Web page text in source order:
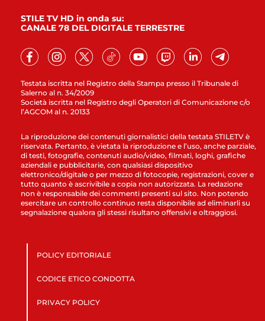
Testata iscritta nel Registro della Stampa presso il Tribunale di
Salerno al n. 34/2009
Società iscritta nel Registro degli Operatori di Comunicazione c/o
l’AGCOM al n. 20133
STILE TV HD in onda su:
CANALE 78 DEL DIGITALE TERRESTRE
La riproduzione dei contenuti giornalistici della testata STILETV è
riservata. Pertanto, è vietata la riproduzione e l’uso, anche parziale,
di testi, fotografie, contenuti audio/video, filmati, loghi, grafiche
aziendali e pubblicitarie, con qualsiasi dispositivo
elettronico/digitale o per mezzo di fotocopie, registrazioni, cover e
tutto quanto è ascrivibile a copia non autorizzata. La redazione
non è responsabile dei commenti presenti sul sito. Non potendo
esercitare un controllo continuo resta disponibile ad eliminarli su
segnalazione qualora gli stessi risultano offensivi e oltraggiosi.
POLICY EDITORIALE
CODICE ETICO CONDOTTA
PRIVACY POLICY